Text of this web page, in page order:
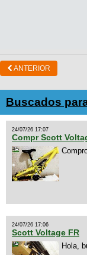
ANTERIOR
Buscados
24/07/26 17:07
Compr Scott
24/07/26 17:06
Scott Voltage FR
Hola,